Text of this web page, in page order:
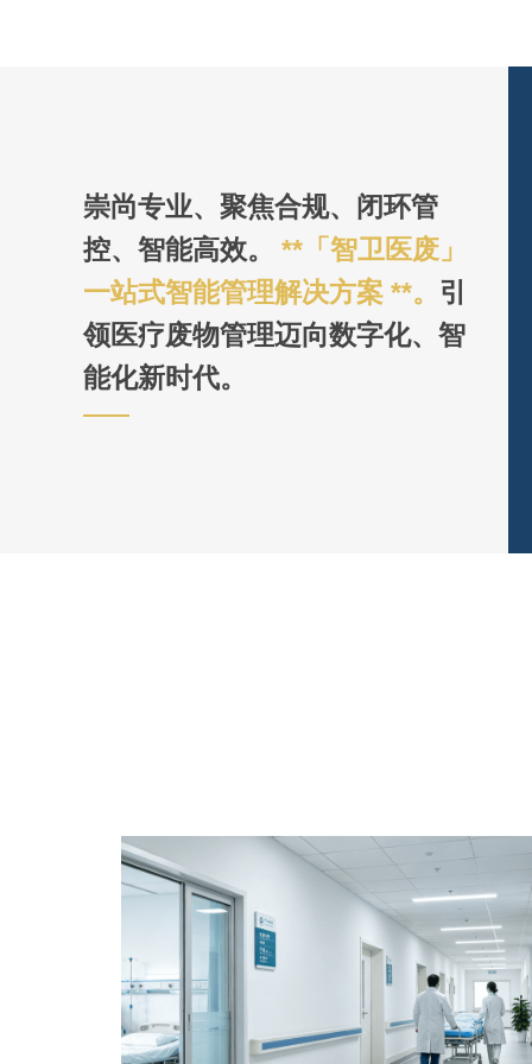
崇尚专业、聚焦合规、闭环管
控、智能高效。 **「智卫医废」
一站式智能管理解决方案 **。 引
领医疗废物管理迈向数字化、智
能化新时代。